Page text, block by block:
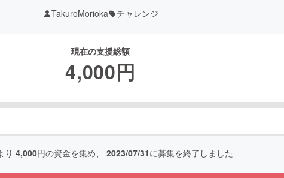
TakuroMorioka チャレンジ
現在の支援総額
4,000円
り 4,000円の資金を集め、 2023/07/31に募集を終了しました